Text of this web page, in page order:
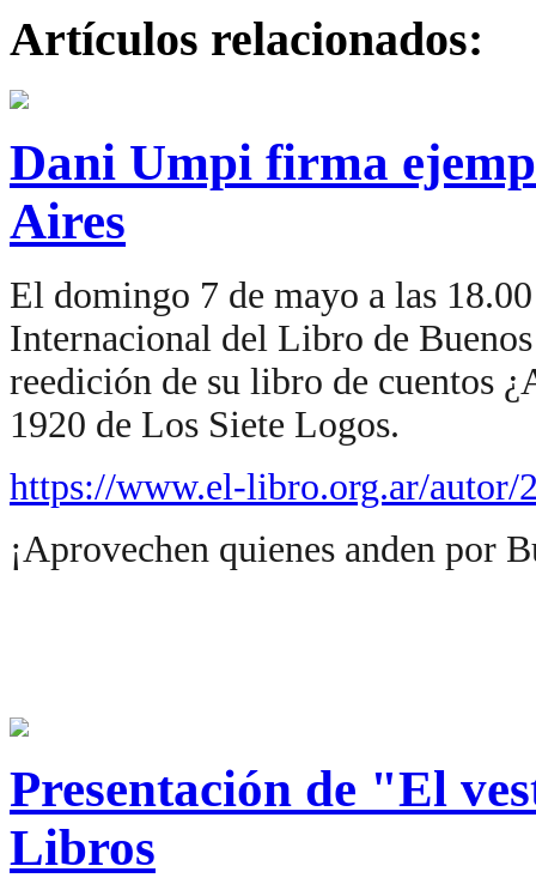
Artículos relacionados:
Dani Umpi firma
Aires
El domingo 7 de mayo a las
Internacional del Libro de
reedición de su libro de cuentos
1920 de Los Siete Logos.
https://www.el-libro.org.ar/autor/
¡Aprovechen quienes anden por
Presentación de "El
Libros